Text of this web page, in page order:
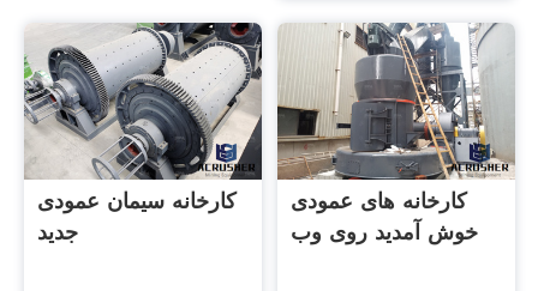
کارخانه سیمان عمودی
جدید
کارخانه های عمودی
خوش آمدید روی وب